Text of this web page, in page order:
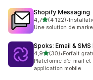
Shopify Messaging
4,7étoile(s) sur 5
(4 122)
4122 avis au total
•
Une solution de
Spoks: Email &
4,9étoile(s) sur 5
(30)
30 avis au total
•Forfait
Plateforme d’e-mail
application mobile